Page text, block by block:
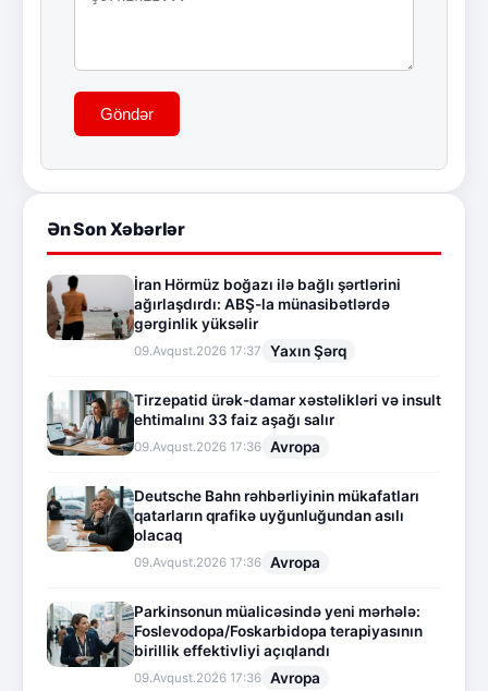
Göndər
Ən Son Xəbərlər
İran Hörmüz boğazı ilə bağlı şərtlərini
ağırlaşdırdı: ABŞ-la münasibətlərdə
gərginlik yüksəlir
09.Avqust.2026 17:37 Yaxın Şərq
Tirzepatid ürək-damar xəstəlikləri və insult
ehtimalını 33 faiz aşağı salır
09.Avqust.2026 17:36 Avropa
Deutsche Bahn rəhbərliyinin mükafatları
qatarların qrafikə uyğunluğundan asılı
olacaq
09.Avqust.2026 17:36 Avropa
Parkinsonun müalicəsində yeni mərhələ:
Foslevodopa/Foskarbidopa terapiyasının
birillik effektivliyi açıqlandı
09.Avqust.2026 17:36 Avropa